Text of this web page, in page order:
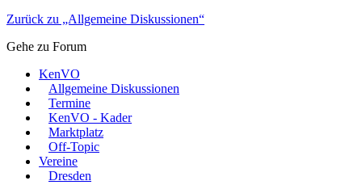
Zurück zu „Allgemeine Diskussionen“
Gehe zu Forum
KenVO
Allgemeine Diskussionen
Termine
KenVO - Kader
Marktplatz
Off-Topic
Vereine
Dresden